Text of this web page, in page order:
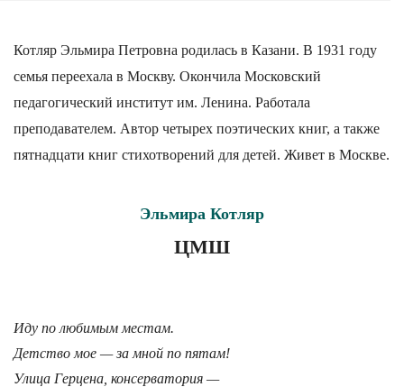
Котляр Эльмира Петровна родилась в Казани. В 1931 году
семья переехала в Москву. Окончила Московский
педагогический институт им. Ленина. Работала
преподавателем. Автор четырех поэтических книг, а также
пятнадцати книг стихотворений для детей. Живет в Москве.
Эльмира Котляр
ЦМШ
Иду по любимым местам.
Детство мое — за мной по пятам!
Улица Герцена, консерватория —